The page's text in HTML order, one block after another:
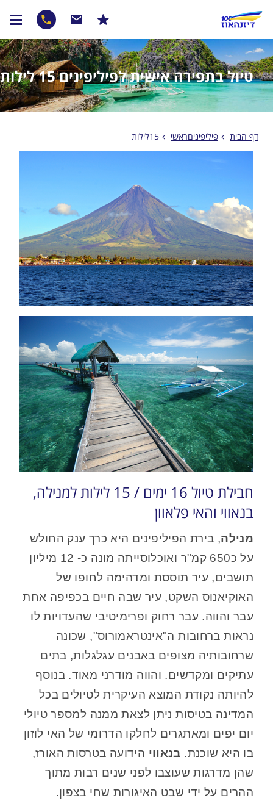
טיול בתפירה אישית לפיליפינים 15 לילות
דף הבית פיליפיניםראשי 15לילות
חבילת טיול 16 ימים / 15 לילות למנילה,
בנאווי והאי פלאוון
מנילה, בירת הפיליפינים היא כרך ענק החולש
על כ650 קמ"ר ואוכלוסייתה מונה כ- 12 מיליון
תושבים, עיר תוססת ומדהימה לחופו של
האוקיאנוס השקט, עיר שבה חיים בכפיפה אחת
עבר והווה. עבר רחוק ופרימיטיבי שהעדויות לו
נראות ברחובות ה"אינטראמורוס", שכונה
שרחובותיה מצופים באבנים עגלגלות, בתים
עתיקים ומקדשים. והווה מודרני מאוד. בנוסף
להיותה נקודת המוצא העיקרית לטיולים בכל
המדינה בטיסות ניתן לצאת ממנה למספר טיולי
יום יפים ומאתגרים לחלקו הדרומי של האי לוזון
בו היא שוכנת. בנאווי הידועה בטרסות האורז,
שהן מדרגות שעוצבו לפני שנים רבות מתוך
ההרים על ידי שבט האיגורות שחי בצפון.